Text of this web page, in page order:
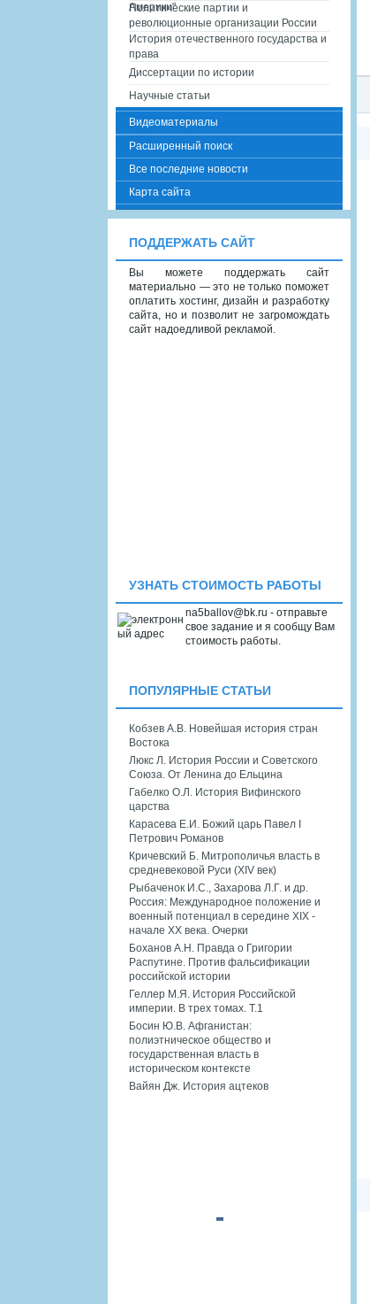
Америки"
Политические партии и
революционные организации России
История отечественного государства и
права
Диссертации по истории
Научные статьи
Видеоматериалы
Расширенный поиск
Все последние новости
Карта сайта
ПОДДЕРЖАТЬ САЙТ
Вы можете поддержать сайт
материально — это не только поможет
оплатить хостинг, дизайн и разработку
сайта, но и позволит не загромождать
сайт надоедливой рекламой.
УЗНАТЬ СТОИМОСТЬ РАБОТЫ
na5ballov@bk.ru - отправьте
свое задание и я сообщу Вам
стоимость работы.
ПОПУЛЯРНЫЕ СТАТЬИ
Кобзев А.В. Новейшая история стран
Востока
Люкс Л. История России и Советского
Союза. От Ленина до Ельцина
Габелко О.Л. История Вифинского
царства
Карасева Е.И. Божий царь Павел I
Петрович Романов
Кричевский Б. Митрополичья власть в
средневековой Руси (XIV век)
Рыбаченок И.С., Захарова Л.Г. и др.
Россия: Международное положение и
военный потенциал в середине XIX -
начале XX века. Очерки
Боханов А.Н. Правда о Григории
Распутине. Против фальсификации
российской истории
Геллер М.Я. История Российской
империи. В трех томах. Т.1
Босин Ю.В. Афганистан:
полиэтническое общество и
государственная власть в
историческом контексте
Вайян Дж. История ацтеков